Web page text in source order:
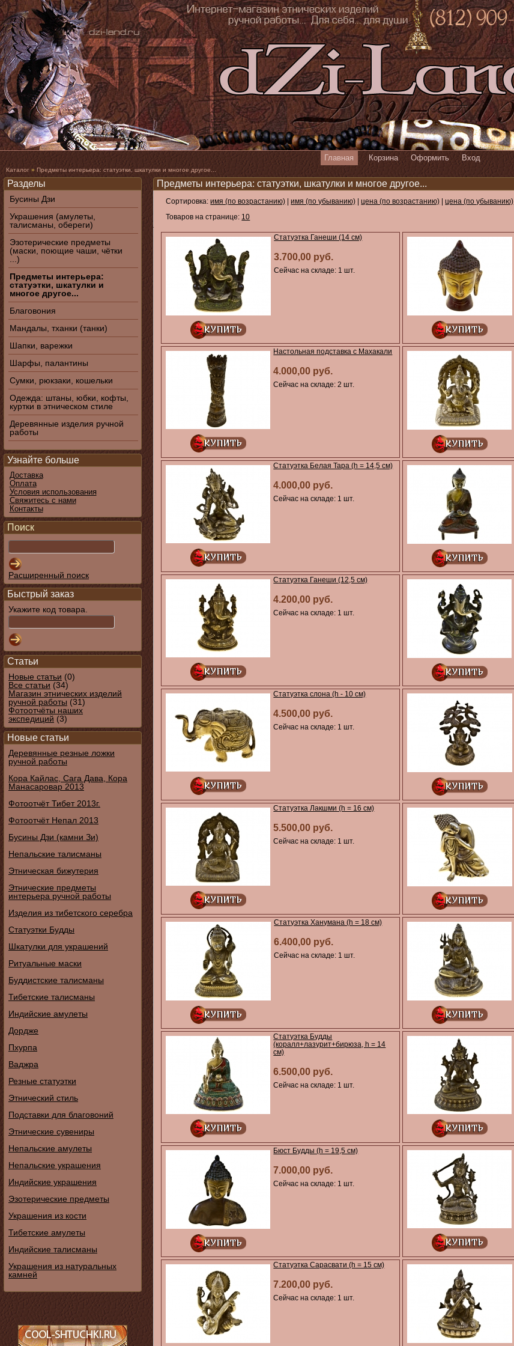
Главная Корзина Оформить Вход
Каталог » Предметы интерьера: статуэтки, шкатулки и многое другое...
Предметы интерьера: статуэтки, шкатулки и многое другое...
Сортировка:имя (по возрастанию) |имя (по убыванию) |цена (по возрастанию) |цена (по убыванию)
Товаров на странице: 10
Статуэтка Ганеши (14 см)
3.700,00 руб.
Сейчас на складе: 1 шт.
Настольная подставка с Махакали
4.000,00 руб.
Сейчас на складе: 2 шт.
Статуэтка Белая Тара (h = 14,5 см)
4.000,00 руб.
Сейчас на складе: 1 шт.
Статуэтка Ганеши (12,5 см)
4.200,00 руб.
Сейчас на складе: 1 шт.
Статуэтка слона (h - 10 см)
4.500,00 руб.
Сейчас на складе: 1 шт.
Статуэтка Лакшми (h = 16 см)
5.500,00 руб.
Сейчас на складе: 1 шт.
Статуэтка Ханумана (h = 18 см)
6.400,00 руб.
Сейчас на складе: 1 шт.
Статуэтка Будды
(коралл+лазурит+бирюза, h = 14
см)
6.500,00 руб.
Сейчас на складе: 1 шт.
Бюст Будды (h = 19,5 см)
7.000,00 руб.
Сейчас на складе: 1 шт.
Статуэтка Сарасвати (h = 15 см)
7.200,00 руб.
Сейчас на складе: 1 шт.
Разделы
Бусины Дзи
Украшения (амулеты,
талисманы, обереги)
Эзотерические предметы
(маски, поющие чаши, чётки
...)
Предметы интерьера:
статуэтки, шкатулки и
многое другое...
Благовония
Мандалы, тханки (танки)
Шапки, варежки
Шарфы, палантины
Сумки, рюкзаки, кошельки
Одежда: штаны, юбки, кофты,
куртки в этническом стиле
Деревянные изделия ручной
работы
Узнайте больше
Доставка
Оплата
Условия использования
Свяжитесь с нами
Контакты
Поиск
Расширенный поиск
Быстрый заказ
Укажите код товара.
Статьи
Новые статьи (0)
Все статьи (34)
Магазин этнических изделий
ручной работы (31)
Фотоотчёты наших
экспедиций (3)
Новые статьи
Деревянные резные ложки
ручной работы
Кора Кайлас, Сага Дава, Кора
Манасаровар 2013
Фотоотчёт Тибет 2013г.
Фотоотчёт Непал 2013
Бусины Дзи (камни Зи)
Непальские талисманы
Этническая бижутерия
Этнические предметы
интерьера ручной работы
Изделия из тибетского серебра
Статуэтки Будды
Шкатулки для украшений
Ритуальные маски
Буддистские талисманы
Тибетские талисманы
Индийские амулеты
Дордже
Пхурпа
Ваджра
Резные статуэтки
Этнический стиль
Подставки для благовоний
Этнические сувениры
Непальские амулеты
Непальские украшения
Индийские украшения
Эзотерические предметы
Украшения из кости
Тибетские амулеты
Индийские талисманы
Украшения из натуральных
камней